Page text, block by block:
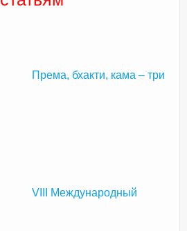
Према, бхакти, кама – три
VIII Международный